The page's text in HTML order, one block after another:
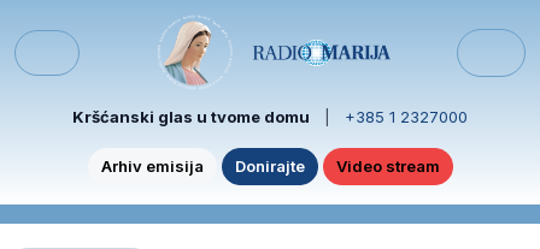
Menu
Kršćanski glas u tvome domu +385 1 2327000
Arhiv emisija Donirajte Video stream